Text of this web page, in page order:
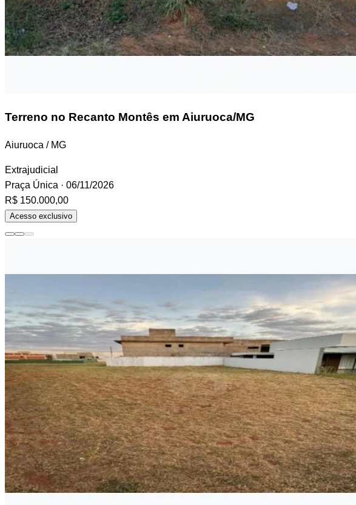
Terreno no Recanto Montês em Aiuruoca/MG
Aiuruoca / MG
Extrajudicial
Praça Única · 06/11/2026
R$ 150.000,00
Acesso exclusivo